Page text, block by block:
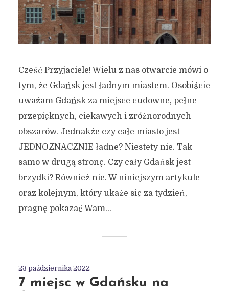
Cześć Przyjaciele! Wielu z nas otwarcie mówi o
tym, że Gdańsk jest ładnym miastem. Osobiście
uważam Gdańsk za miejsce cudowne, pełne
przepięknych, ciekawych i zróżnorodnych
obszarów. Jednakże czy całe miasto jest
JEDNOZNACZNIE ładne? Niestety nie. Tak
samo w drugą stronę. Czy cały Gdańsk jest
brzydki? Również nie. W niniejszym artykule
oraz kolejnym, który ukaże się za tydzień,
pragnę pokazać Wam...
23 października 2022
7 miejsc w Gdańsku na